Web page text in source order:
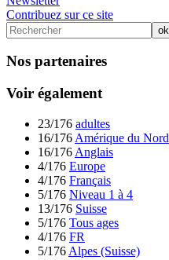
Contribuez sur ce site
Nos partenaires
Voir également
23/176 adultes
16/176 Amérique du Nord
16/176 Anglais
4/176 Europe
4/176 Français
5/176 Niveau 1 à 4
13/176 Suisse
5/176 Tous ages
4/176 FR
5/176 Alpes (Suisse)